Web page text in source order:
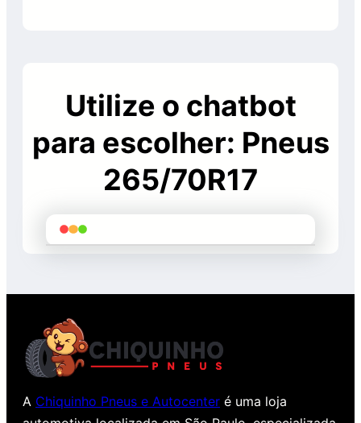
Utilize o chatbot
para escolher: Pneus
265/70R17
A Chiquinho Pneus e Autocenter é uma loja